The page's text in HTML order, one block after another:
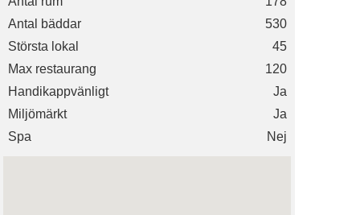
Antal bäddar
530
Största lokal
45
Max restaurang
120
Handikappvänligt
Ja
Miljömärkt
Ja
Spa
Nej